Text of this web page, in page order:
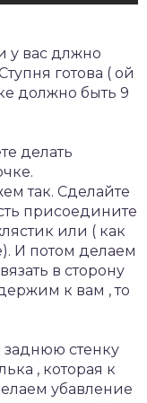
у вас длжно
готова ( ой
должно быть 9
делать
так. Сделайте
присоедините
или ( как
И потом делаем
в сторону
к вам , то
заднюю стенку
, которая к
убавление